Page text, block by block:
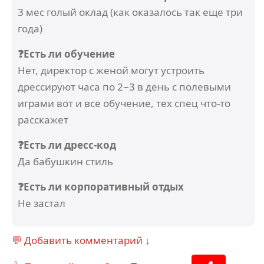
3 мес голый оклад (как оказалось так еще три
года)
❓Есть ли обучение
Нет, директор с женой могут устроить
дрессируют часа по 2−3 в день с полевыми
играми вот и все обучение, тех спец что-то
расскажет
❓Есть ли дресс-код
Да бабушкин стиль
❓Есть ли корпоративный отдых
Не застал
💬 Добавить комментарий ↓